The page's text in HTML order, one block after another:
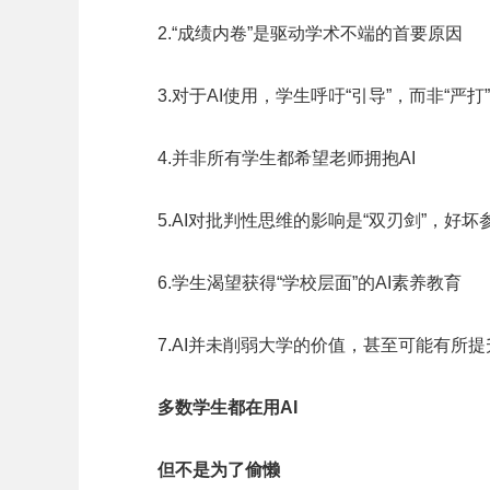
2.“成绩内卷”是驱动学术不端的首要原因
3.对于AI使用，学生呼吁“引导”，而非“严打”
4.并非所有学生都希望老师拥抱AI
5.AI对批判性思维的影响是“双刃剑”，好坏
6.学生渴望获得“学校层面”的AI素养教育
7.AI并未削弱大学的价值，甚至可能有所提
多数学生都在用AI
但不是为了偷懒